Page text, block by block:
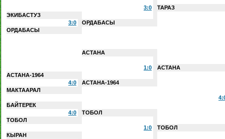
3:0
ТАРАЗ
ЭКИБАСТУЗ
3:0
ОРДАБАСЫ
ОРДАБАСЫ
АСТАНА
1:0
АСТАНА
АСТАНА-1964
4:0
АСТАНА-1964
МАКТААРАЛ
БАЙТЕРЕК
4:0
ТОБОЛ
ТОБОЛ
1:0
ТОБОЛ
КЫРАН